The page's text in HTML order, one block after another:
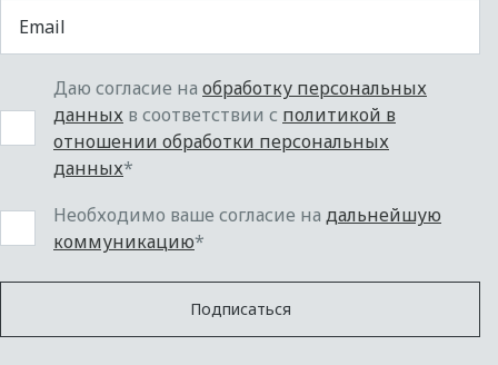
Даю согласие на обработку персональных
данных в соответствии с политикой в
отношении обработки персональных
данных*
Необходимо ваше согласие на дальнейшую
коммуникацию*
Подписаться